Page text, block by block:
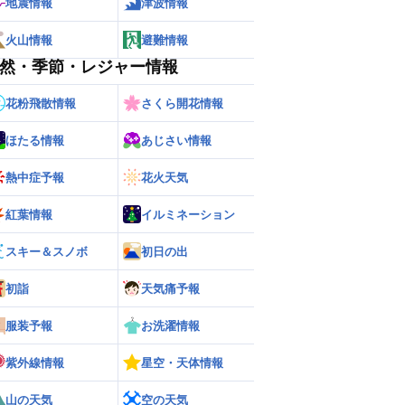
地震情報 津波情報
火山情報 避難情報
・季節・レジャー情報
花粉飛散情報 さくら開花情報
ほたる情報 あじさい情報
熱中症予報 花火天気
紅葉情報 イルミネーション
スキー＆スノボ 初日の出
初詣 天気痛予報
服装予報 お洗濯情報
紫外線情報 星空・天体情報
山の天気 空の天気